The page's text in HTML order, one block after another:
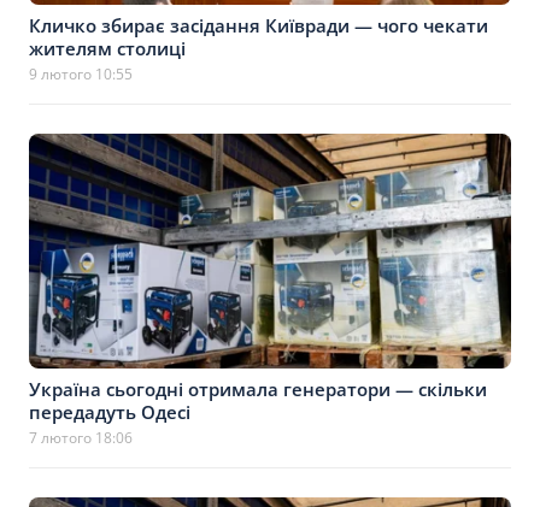
Кличко збирає засідання Київради — чого чекати
жителям столиці
9 лютого 10:55
Україна сьогодні отримала генератори — скільки
передадуть Одесі
7 лютого 18:06